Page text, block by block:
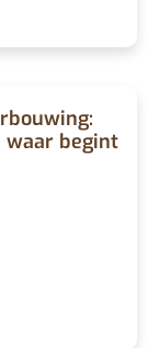
waar begint